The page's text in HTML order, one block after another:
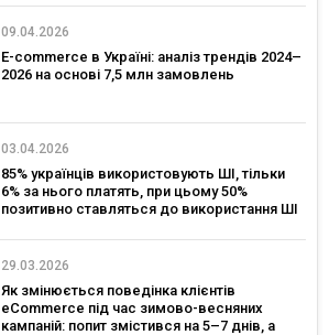
09.04.2026
E-commerce в Україні: аналіз трендів 2024–
2026 на основі 7,5 млн замовлень
03.04.2026
85% українців використовують ШІ, тільки
6% за нього платять, при цьому 50%
позитивно ставляться до використання ШІ
29.03.2026
Як змінюється поведінка клієнтів
eCommerce під час зимово-весняних
кампаній: попит змістився на 5–7 днів, а